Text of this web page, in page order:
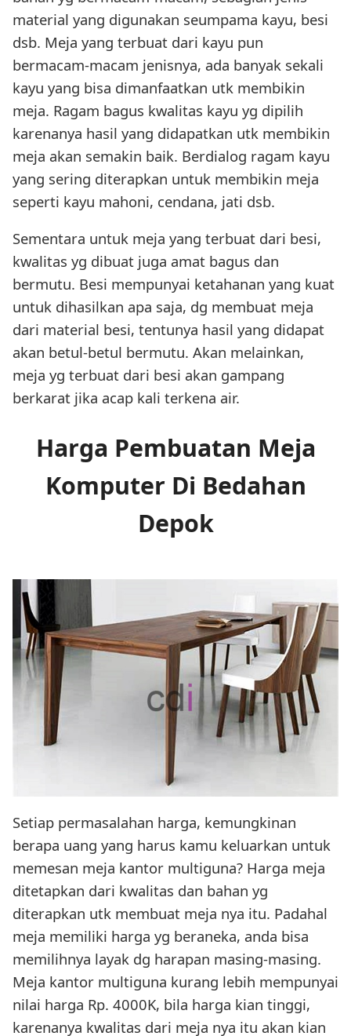
material yang digunakan seumpama kayu, besi
dsb. Meja yang terbuat dari kayu pun
bermacam-macam jenisnya, ada banyak sekali
kayu yang bisa dimanfaatkan utk membikin
meja. Ragam bagus kwalitas kayu yg dipilih
karenanya hasil yang didapatkan utk membikin
meja akan semakin baik. Berdialog ragam kayu
yang sering diterapkan untuk membikin meja
seperti kayu mahoni, cendana, jati dsb.
Sementara untuk meja yang terbuat dari besi,
kwalitas yg dibuat juga amat bagus dan
bermutu. Besi mempunyai ketahanan yang kuat
untuk dihasilkan apa saja, dg membuat meja
dari material besi, tentunya hasil yang didapat
akan betul-betul bermutu. Akan melainkan,
meja yg terbuat dari besi akan gampang
berkarat jika acap kali terkena air.
Harga Pembuatan Meja
Komputer Di Bedahan
Depok
Setiap permasalahan harga, kemungkinan
berapa uang yang harus kamu keluarkan untuk
memesan meja kantor multiguna? Harga meja
ditetapkan dari kwalitas dan bahan yg
diterapkan utk membuat meja nya itu. Padahal
meja memiliki harga yg beraneka, anda bisa
memilihnya layak dg harapan masing-masing.
Meja kantor multiguna kurang lebih mempunyai
nilai harga Rp. 4000K, bila harga kian tinggi,
karenanya kwalitas dari meja nya itu akan kian